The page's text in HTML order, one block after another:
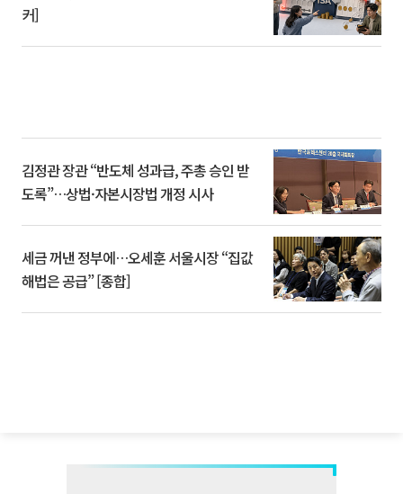
커]
김정관 장관 “반도체 성과급, 주총 승인 받
도록”…상법·자본시장법 개정 시사
세금 꺼낸 정부에…오세훈 서울시장 “집값
해법은 공급” [종합]